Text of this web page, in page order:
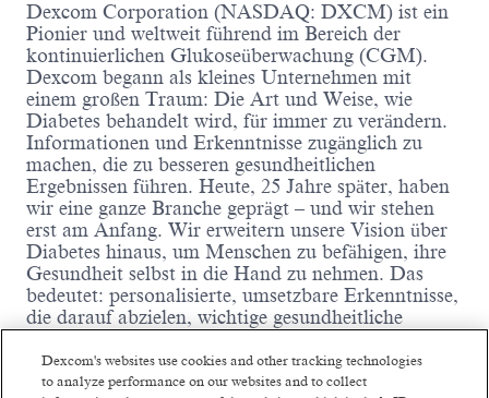
Dexcom Corporation (NASDAQ: DXCM) ist ein
Pionier und weltweit führend im Bereich der
kontinuierlichen Glukoseüberwachung (CGM).
Dexcom begann als kleines Unternehmen mit
einem großen Traum: Die Art und Weise, wie
Diabetes behandelt wird, für immer zu verändern.
Informationen und Erkenntnisse zugänglich zu
machen, die zu besseren gesundheitlichen
Ergebnissen führen. Heute, 25 Jahre später, haben
wir eine ganze Branche geprägt – und wir stehen
erst am Anfang. Wir erweitern unsere Vision über
Diabetes hinaus, um Menschen zu befähigen, ihre
Gesundheit selbst in die Hand zu nehmen. Das
bedeutet: personalisierte, umsetzbare Erkenntnisse,
die darauf abzielen, wichtige gesundheitliche
menschliche Gesundheit zu verbessern.
Dexcom's websites use cookies and other tracking technologies
to analyze performance on our websites and to collect